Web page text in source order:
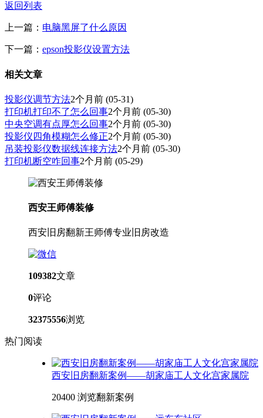
返回列表
上一篇： 电脑黑屏了什么原因
下一篇： epson投影仪设置方法
相关文章
投影仪调节方法2个月前 (05-31)
打印机打印不了怎么回事2个月前 (05-30)
中央空调有点厚怎么回事2个月前 (05-30)
投影仪四角模糊怎么修正2个月前 (05-30)
吊装投影仪数据线连接方法2个月前 (05-30)
打印机断空咋回事2个月前 (05-29)
西安王师傅装修
西安旧房翻新王师傅专业旧房改造
109382文章
0评论
32375556浏览
热门阅读
西安旧房翻新案例——胡家庙工人文化宫家属院
20400 浏览翻新案例